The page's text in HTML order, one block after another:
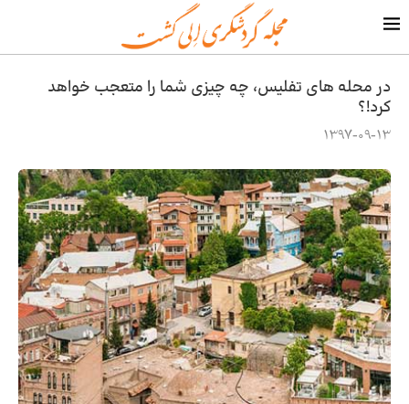
در محله های تفلیس، چه چیزی شما را متعجب خواهد
کرد!؟
1397-09-13